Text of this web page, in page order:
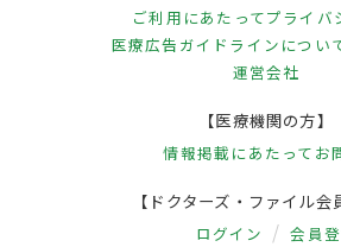
ご利用にあたってプライバ
医療広告ガイドラインについ
運営会社
【医療機関の方】
情報掲載にあたって お
【ドクターズ・ファイル会
ログイン 会員